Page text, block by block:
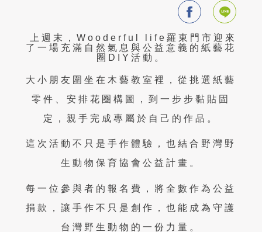
上週末， Wooderful life 羅東門市迎來
了一場充滿自然氣息與公益意義的紙藝花
圈 DIY 活動。
大小朋友圍坐在木藝教室裡，從挑選紙藝
零件、安排花圈構圖，到一步步黏貼固
定，親手完成專屬於自己的作品。
這次活動不只是手作體驗，也結合野灣野
生動物保育協會公益計畫。
每一位參與者的報名費，將全數作為公益
捐款，讓手作不只是創作，也能成為守護
台灣野生動物的一份力量。